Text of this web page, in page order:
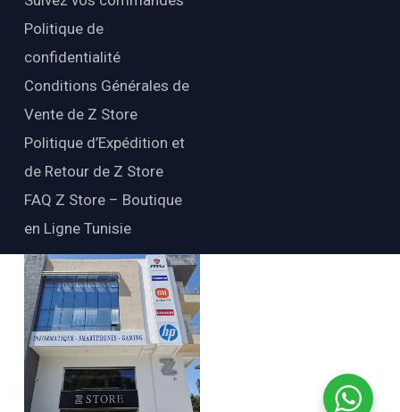
Politique de
confidentialité
Conditions Générales de
Vente de Z Store
Politique d’Expédition et
de Retour de Z Store
FAQ Z Store – Boutique
en Ligne Tunisie